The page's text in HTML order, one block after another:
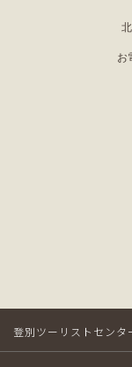
お
登別ツーリストセンタ